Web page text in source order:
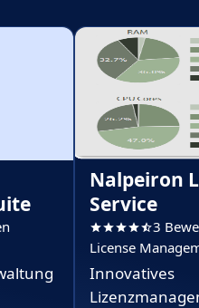
Nalpeiron
Service
3
License
Innovatives